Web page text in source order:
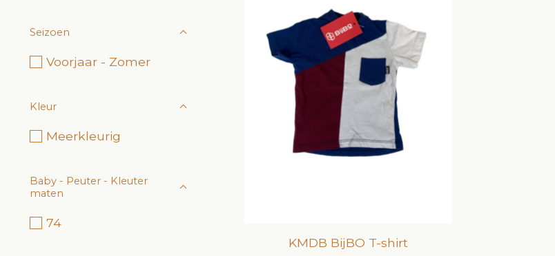
Seizoen
Voorjaar - Zomer
Kleur
Meerkleurig
Baby - Peuter - Kleuter
maten
74
KMDB BijBO T-shirt